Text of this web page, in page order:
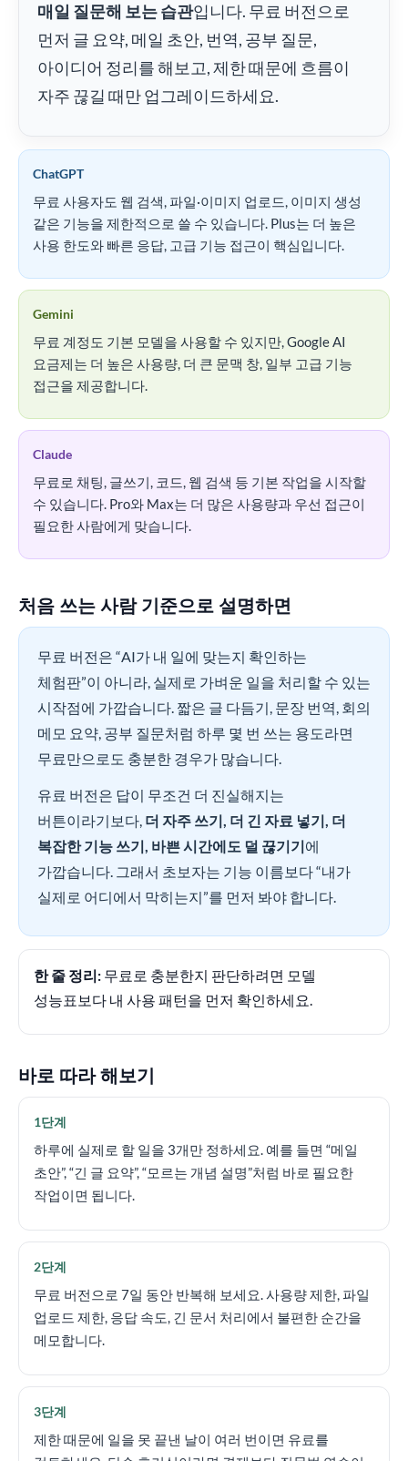
매일 질문해 보는 습관입니다. 무료 버전으로
먼저 글 요약, 메일 초안, 번역, 공부 질문,
아이디어 정리를 해보고, 제한 때문에 흐름이
자주 끊길 때만 업그레이드하세요.
ChatGPT
무료 사용자도 웹 검색, 파일·이미지 업로드, 이미지 생성
같은 기능을 제한적으로 쓸 수 있습니다. Plus는 더 높은
사용 한도와 빠른 응답, 고급 기능 접근이 핵심입니다.
Gemini
무료 계정도 기본 모델을 사용할 수 있지만, Google AI
요금제는 더 높은 사용량, 더 큰 문맥 창, 일부 고급 기능
접근을 제공합니다.
Claude
무료로 채팅, 글쓰기, 코드, 웹 검색 등 기본 작업을 시작할
수 있습니다. Pro와 Max는 더 많은 사용량과 우선 접근이
필요한 사람에게 맞습니다.
처음 쓰는 사람 기준으로 설명하면
무료 버전은 “AI가 내 일에 맞는지 확인하는
체험판”이 아니라, 실제로 가벼운 일을 처리할 수 있는
시작점에 가깝습니다. 짧은 글 다듬기, 문장 번역, 회의
메모 요약, 공부 질문처럼 하루 몇 번 쓰는 용도라면
무료만으로도 충분한 경우가 많습니다.
유료 버전은 답이 무조건 더 진실해지는
버튼이라기보다, 더 자주 쓰기, 더 긴 자료 넣기, 더
복잡한 기능 쓰기, 바쁜 시간에도 덜 끊기기에
가깝습니다. 그래서 초보자는 기능 이름보다 “내가
실제로 어디에서 막히는지”를 먼저 봐야 합니다.
한 줄 정리: 무료로 충분한지 판단하려면 모델
성능표보다 내 사용 패턴을 먼저 확인하세요.
바로 따라 해보기
1단계
하루에 실제로 할 일을 3개만 정하세요. 예를 들면 “메일
초안”, “긴 글 요약”, “모르는 개념 설명”처럼 바로 필요한
작업이면 됩니다.
2단계
무료 버전으로 7일 동안 반복해 보세요. 사용량 제한, 파일
업로드 제한, 응답 속도, 긴 문서 처리에서 불편한 순간을
메모합니다.
3단계
제한 때문에 일을 못 끝낸 날이 여러 번이면 유료를